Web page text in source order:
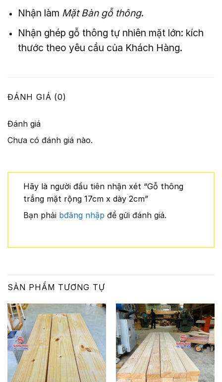
Nhận làm Mặt Bàn gỗ thông.
Nhận ghép gỗ thông tự nhiên mặt lớn: kích
thước theo yêu cầu của Khách Hàng.
ĐÁNH GIÁ (0)
Đánh giá
Chưa có đánh giá nào.
Hãy là người đầu tiên nhận xét “Gỗ thông
trắng mặt rộng 17cm x dày 2cm”
Bạn phải bđăng nhập để gửi đánh giá.
SẢN PHẨM TƯƠNG TỰ